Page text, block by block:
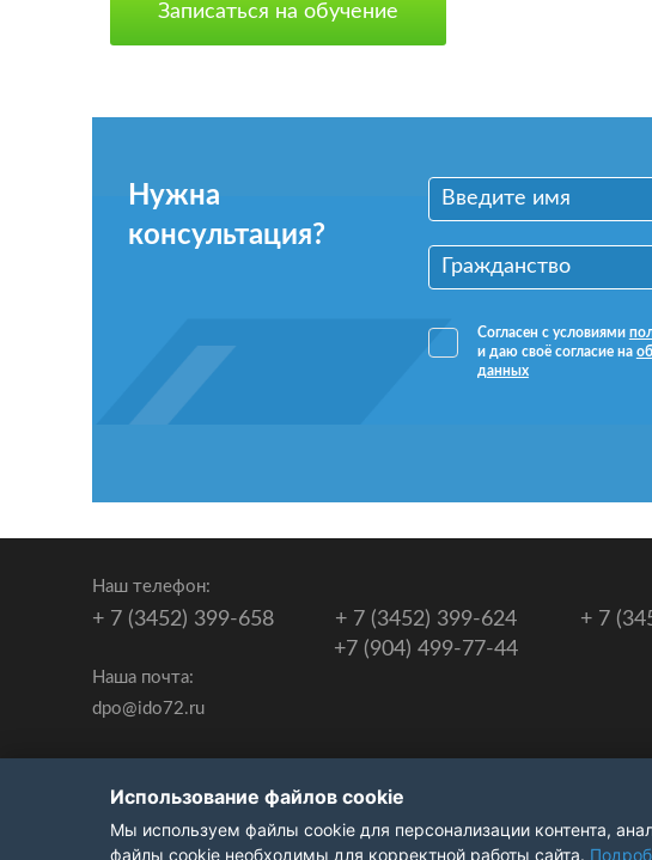
Записаться на обучение
Нужна
консультация?
Согласен с условиями
и даю своё согласие на
данных
Наш телефон:
+ 7 (3452) 399-658
+ 7 (3452) 399-624
+7 (904) 499-77-44
+ 7
Наша почта:
dpo@ido72.ru
Использование файлов cookie
Мы используем файлы cookie для персонализации контента,
файлы cookie необходимы для корректной работы сайта.